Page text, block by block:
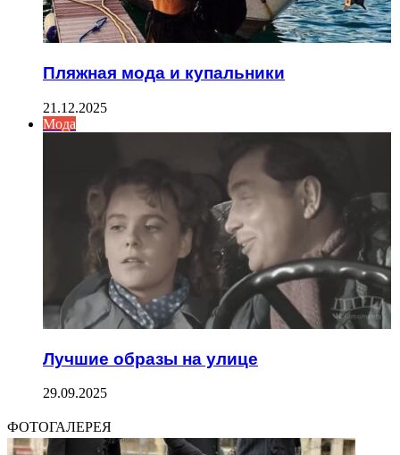
Пляжная мода и купальники
21.12.2025
Мода
Лучшие образы на улице
29.09.2025
ФОТОГАЛЕРЕЯ